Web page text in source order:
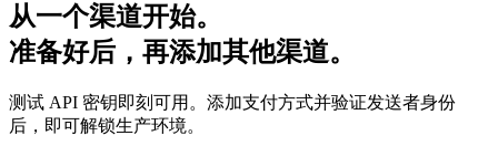
从一个渠道开始。
准备好后，再添加其他渠道。
测试 API 密钥即刻可用。添加支付方式并验证发送者身份
后，即可解锁生产环境。